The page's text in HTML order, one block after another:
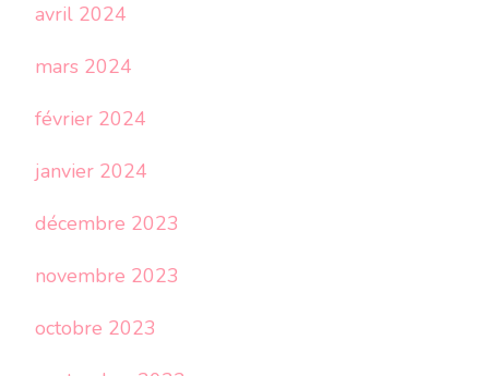
avril 2024
mars 2024
février 2024
janvier 2024
décembre 2023
novembre 2023
octobre 2023